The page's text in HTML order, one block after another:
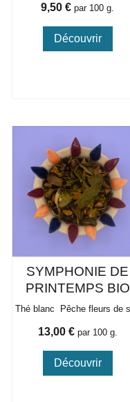
Prix
9,50 € par 100 g.
Découvrir
SYMPHONIE DE
PRINTEMPS BIO
Prix
13,00 € par 100 g.
Découvrir